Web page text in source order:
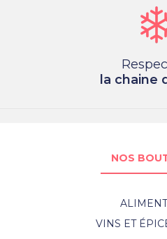
la chaine
NOS
VINS ET